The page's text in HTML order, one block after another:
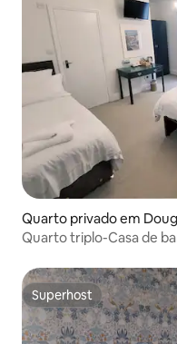
Quarto privado em
Quarto triplo-Casa de
Superhost
Superhost